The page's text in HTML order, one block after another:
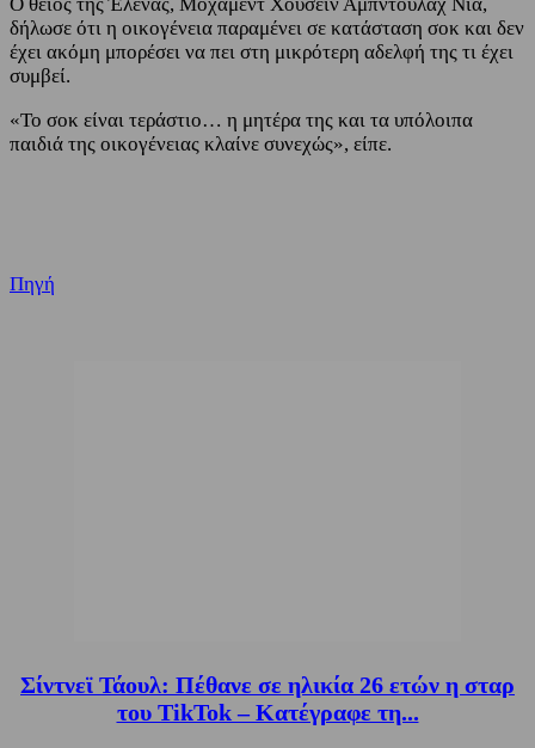
δήλωσε ότι η οικογένεια παραμένει σε κατάσταση σοκ και δεν
έχει ακόμη μπορέσει να πει στη μικρότερη αδελφή της τι έχει
συμβεί.
«Το σοκ είναι τεράστιο… η μητέρα της και τα υπόλοιπα
παιδιά της οικογένειας κλαίνε συνεχώς», είπε.
Πηγή
Σίντνεϊ Τάουλ: Πέθανε σε ηλικία 26 ετών η σταρ
του TikTok – Kατέγραφε τη...